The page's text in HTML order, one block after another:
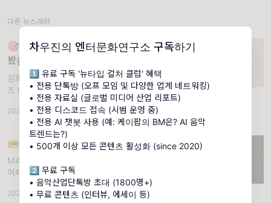
차우진의 엔터문화연구소 구독하기
1️⃣ 유료 구독 '뉴타입 컬처 클럽' 혜택
• 전용 단톡방 (오프 모임 및 다양한 업계 네트워킹)
• 전용 자료실 (글로벌 미디어 산업 리포트)
• 전용 디스코드 접속 (시범 운영 중)
• 전용 AI 챗봇 사용 (예: 케이팝의 BM은? AI 음악
트렌드는?)
• 500개 이상 모든 콘텐츠 활성화 (since 2020)
2️⃣ 무료 구독
• 음악산업단톡방 초대 (1800명+)
• 무료 콘텐츠 (인터뷰, 에세이 등)
다른 뉴스레터
🎯 김희수 "예술가의 내면이고 뭐고, 딱
봤을 때 뭔가 와닿아야 하지 않을까요?"
김희수 작가의 인터뷰를 전합니다 (feat. 시리
즈 매거진) . 토요일 오전, 늦잠을 자서 부랴부
랴 필라테스를 하러 다녀왔어요. (2월에 무릎
수술을 하고 재활 겸 필라테스를 하고 있어요)
운동을 마치고 돌아오는 길에 집 앞 카페에서
커피를 주
2023.07.15 · 🗣 Dialogue · 조회 4.68K · 댓글 4
📻밤레터#53 | 틈과 틈 / 장재열
M과 Z세대 사이의 심리적 차이를 이해하는 법.
어제 오늘 엄청난 소나기가 쏟아졌어요. 구독자
님은 그때 무얼하고 있었나요? 저는 공교롭게
도 두 번 다 실내에 있었습니다. (휴, 다행) 어제
2021.06.23 · ☕ 커피챗 · 조회 2.25K · 댓글 2